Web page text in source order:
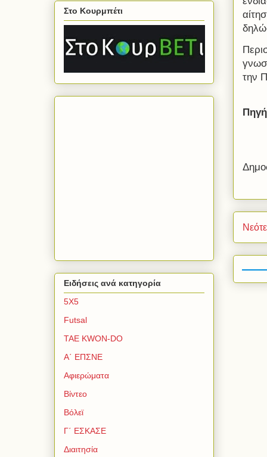
την
Στο Κουρμπέτι
Ειδήσεις ανά κατηγορία
5Χ5
Futsal
TAE KWON-DO
Α΄ ΕΠΣΝΕ
Αφιερώματα
Βίντεο
Βόλεϊ
Γ΄ ΕΣΚΑΣΕ
Διαιτησία